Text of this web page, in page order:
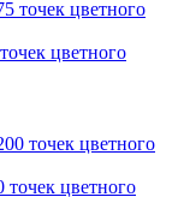
цветного
₽.
точек цветного